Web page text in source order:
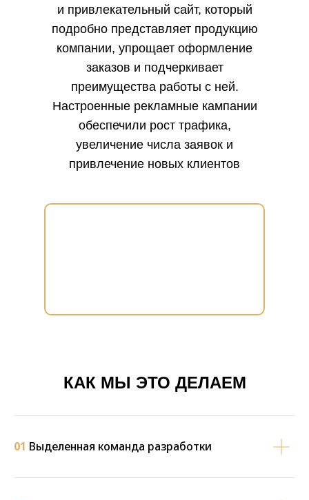
и привлекательный сайт, который
подробно представляет продукцию
компании, упрощает оформление
заказов и подчеркивает
преимущества работы с ней.
Настроенные рекламные кампании
обеспечили рост трафика,
увеличение числа заявок и
привлечение новых клиентов
КАК МЫ ЭТО ДЕЛАЕМ
01 Выделенная команда разработки